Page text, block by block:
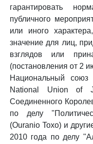
гарантировать
публичного
или иного
значение для лиц,
взглядов или
(постановления от 2
Национальный
National Union of
Соединенного
по делу
(Ouranio Toxo) и
2010 года по делу